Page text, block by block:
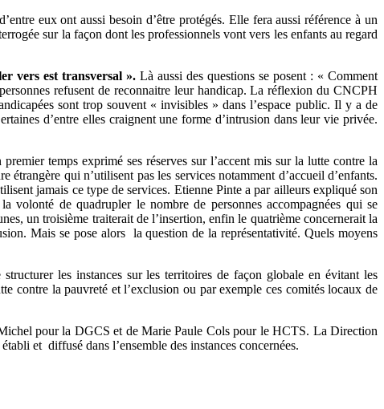
eux ont aussi besoin d’être protégés. Elle fera aussi référence à un
sur la façon dont les professionnels vont vers les enfants au regard
vers est transversal ». Là aussi des questions se posent : « Comment
refusent de reconnaitre leur handicap. La réflexion du CNCPH
sont trop souvent « invisibles » dans l’espace public. Il y a de
d’entre elles craignent une forme d’intrusion dans leur vie privée.
premier temps exprimé ses réserves sur l’accent mis sur la lutte contre la
qui n’utilisent pas les services notamment d’accueil d’enfants.
jamais ce type de services. Etienne Pinte a par ailleurs expliqué son
de quadrupler le nombre de personnes accompagnées qui se
un troisième traiterait de l’insertion, enfin le quatrième concernerait la
Mais se pose alors la question de la représentativité. Quels moyens
les instances sur les territoires de façon globale en évitant les
contre la pauvreté et l’exclusion ou par exemple ces comités locaux de
pour la DGCS et de Marie Paule Cols pour le HCTS. La Direction
et diffusé dans l’ensemble des instances concernées.